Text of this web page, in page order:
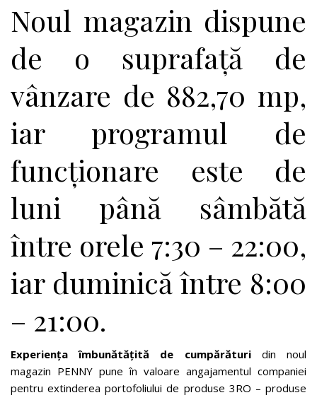
Noul magazin dispune
de o suprafață de
vânzare de 882,70 mp,
iar programul de
funcționare este de
luni până sâmbătă
între orele 7:30 – 22:00,
iar duminică între 8:00
– 21:00.
Experiența îmbunătățită de cumpărături din noul
magazin PENNY pune în valoare angajamentul companiei
pentru extinderea portofoliului de produse 3RO – produse